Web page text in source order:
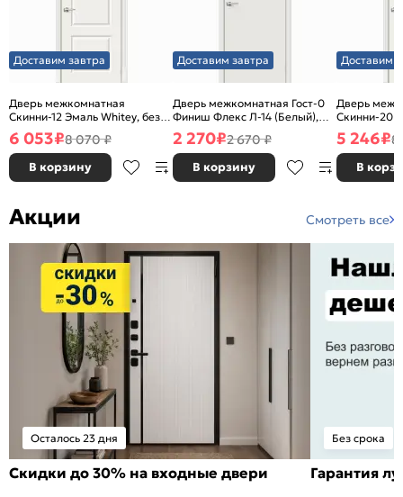
Доставим завтра
Дверь межкомнатная
Скинни-12 Эмаль Whitey, без
декора, глухая, без стекла,
без кромки, скиновая
6 053₽8 070 ₽
В корзину
Доставим завтра
Дверь межкомнатная Гост-0
Финиш Флекс Л-14 (Белый),
глухая, каркасно-щитовая
2 270₽2 670 ₽
В корзину
Доставим
Дверь
Скинни-20
декора,
без кромки,
5 246₽8
В
Акции Смотреть все
Осталось 23 дня
Скидки до 30% на входные двери
Без срока
Гарантия